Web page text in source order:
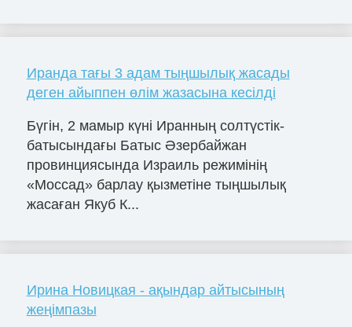
Иранда тағы 3 адам тыңшылық жасады
деген айыппен өлім жазасына кесілді
Бүгін, 2 мамыр күні Иранның солтүстік-
батысындағы Батыс Әзербайжан
провинциясында Израиль режимінің
«Моссад» барлау қызметіне тыңшылық
жасаған Якуб К...
Ирина Новицкая - ақындар айтысының
жеңімпазы